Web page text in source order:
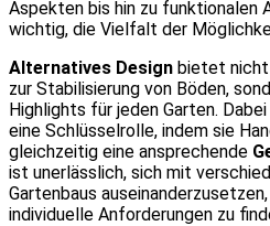
Aspekten bis hin zu funktionalen
wichtig, die Vielfalt der
Alternatives Design bietet nicht
zur Stabilisierung von Böden,
Highlights für jeden Garten.
eine Schlüsselrolle, indem sie
gleichzeitig eine ansprechende
ist unerlässlich, sich mit
Gartenbaus
individuelle Anforderungen zu